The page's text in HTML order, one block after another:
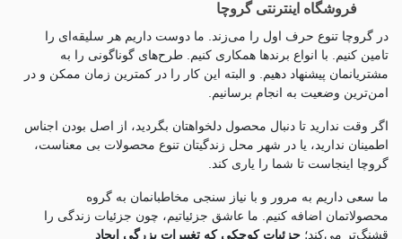
فروشگاه اینترنتی گروچا
در گروچا تنوع حرف اول را می‌زند. ما دوست داریم هر سلیقه‌ای را
تامین کنیم. با انواع برندها همکاری کنیم. طرح‌های گوناگونی را به
مشتریانمان پیشنهاد دهیم. و البته این کار را در کمترین زمان ممکن و در
امن‌ترین وضعیت به انجام برسانیم.
اگر وقت ندارید تا دنبال محصول دلخواهتان بگردید، از اصل بودن اجناس
اطمینان ندارید، یا در شهر محل زندگیتان تنوع محصولات بی معناست،
گروچا اینجاست تا شما را یاری کند.
ما سعی داریم به مرور و با نیاز سنجی مخاطبانمان به گروه
محصولاتمان اضافه کنیم. ما عاشق جزئياتیم، چون جزئيات زندگی را
قشنگ‌تر می‌کند؛ جزئیات کوچکی که تغییرات بزرگی ایجاد